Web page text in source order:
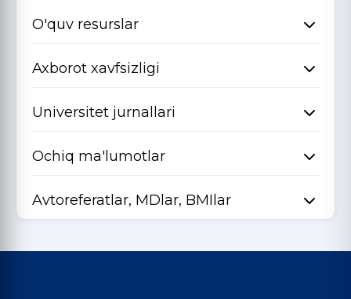
O'quv resurslar
Axborot xavfsizligi
Universitet jurnallari
Ochiq ma'lumotlar
Avtoreferatlar, MDlar, BMIlar